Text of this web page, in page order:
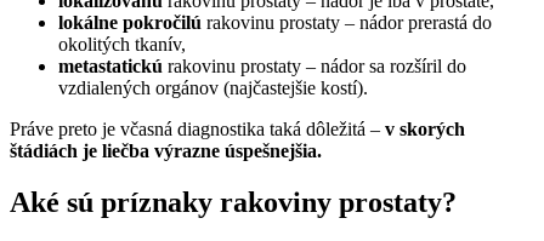
lokálne pokročilú rakovinu prostaty – nádor prerastá do
okolitých tkanív,
metastatickú rakovinu prostaty – nádor sa rozšíril do
vzdialených orgánov (najčastejšie kostí).
Práve preto je včasná diagnostika taká dôležitá – v skorých
štádiách je liečba výrazne úspešnejšia.
Aké sú príznaky rakoviny prostaty?